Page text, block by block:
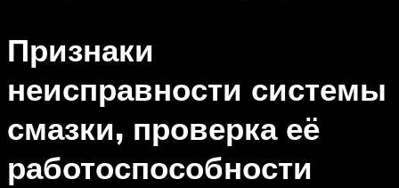
Признаки
неисправности системы
смазки, проверка её
работоспособности